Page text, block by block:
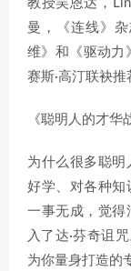
教授吴恩达，
曼，《连线》
维》和《驱动力
赛斯·高汀联袂推
《聪明人的才华
为什么很多聪明
好学、对各种知
一事无成，觉得
入了达·芬奇诅
为你量身打造的